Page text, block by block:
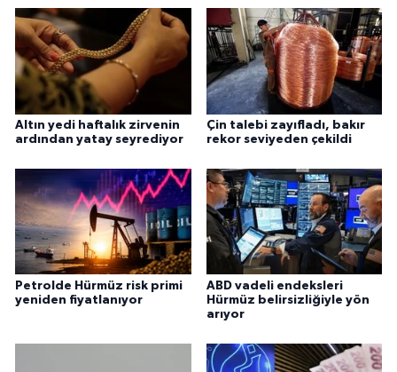
Altın yedi haftalık zirvenin
ardından yatay seyrediyor
Çin talebi zayıfladı, bakır
rekor seviyeden çekildi
Petrolde Hürmüz risk primi
yeniden fiyatlanıyor
ABD vadeli endeksleri
Hürmüz belirsizliğiyle yön
arıyor